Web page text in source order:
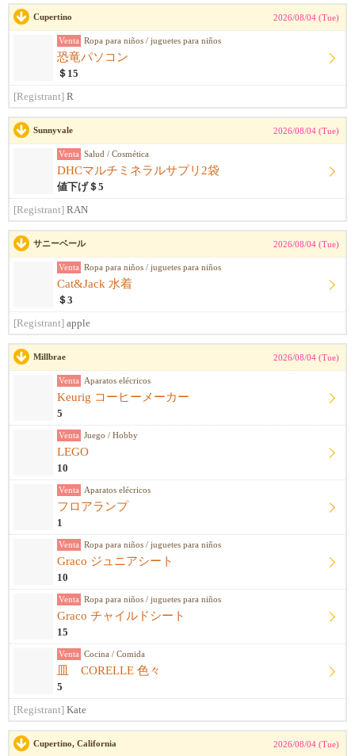
Cupertino 2026/08/04 (Tue)
Venta Ropa para niños / juguetes para niños
恐竜パソコン
＄15
[Registrant] R
Sunnyvale 2026/08/04 (Tue)
Venta Salud / Cosmética
DHCマルチミネラルサプリ2袋
値下げ＄5
[Registrant] RAN
サニーベール 2026/08/04 (Tue)
Venta Ropa para niños / juguetes para niños
Cat&Jack 水着
＄3
[Registrant] apple
Millbrae 2026/08/04 (Tue)
Venta Aparatos elécricos
Keurig コーヒーメーカー
5
Venta Juego / Hobby
LEGO
10
Venta Aparatos elécricos
フロアランプ
1
Venta Ropa para niños / juguetes para niños
Graco ジュニアシート
10
Venta Ropa para niños / juguetes para niños
Graco チャイルドシート
15
Venta Cocina / Comida
皿 CORELLE 色々
5
[Registrant] Kate
Cupertino, California 2026/08/04 (Tue)